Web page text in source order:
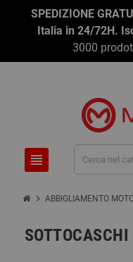
SPEDIZIONE
Italia in 24/72H.
3000
view_headline
chevron_right ABBIGLIAMENTO
SOTTOCASCHI